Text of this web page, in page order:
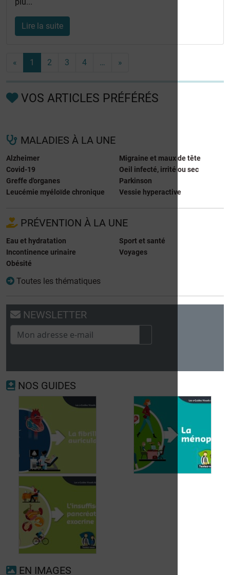
Lire la suite
« 1 2 3 4 … »
VOS ARTICLES PRÉFÉRÉS
MALADIES À LA UNE
Alzheimer
Covid-19
Greffe d'organes
Leucémie myéloïde chronique
Migraine et maux de tête
Oeil infecté, irrité ou sec
Parkinson
Vessie hyperactive
PRÉVENTION À LA UNE
Eau et hydratation
Incontinence urinaire
Obésité
Sport et santé
Voyages
Toutes les thématiques
NEWSLETTER
NOS GUIDES
Fibrillation
auriculaire
EN IMAGES